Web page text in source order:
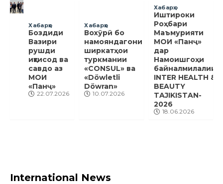
Хабарҳо
Боздиди
Вазири
рушди
иқтисод ва
савдо аз
МОИ
«Панҷ»
22.07.2026
Хабарҳо
Вохӯрӣ бо
намояндагони
ширкатҳои
туркмании
«CONSUL» ва
«Döwletli
Döwran»
10.07.2026
Хабарҳо
Иштироки
Роҳбари
Маъмурияти
МОИ «Панҷ»
дар
Намоишгоҳи
байналмилалии
INTER HEALTH &
BEAUTY
TAJIKISTAN-
2026
18.06.2026
International News